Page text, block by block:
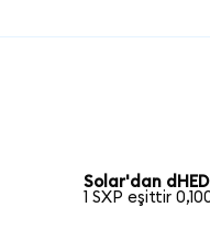
Solar'dan
1 SXP eşittir